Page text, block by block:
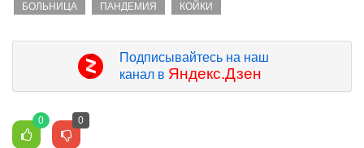
БОЛЬНИЦА ПАНДЕМИЯ КОЙКИ
Подписывайтесь на наш
канал в Яндекс.Дзен
0 0